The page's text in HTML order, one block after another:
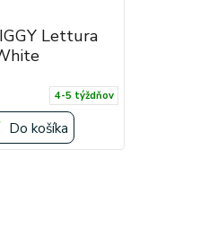
Lettura
4-5 týždňov
Do košíka